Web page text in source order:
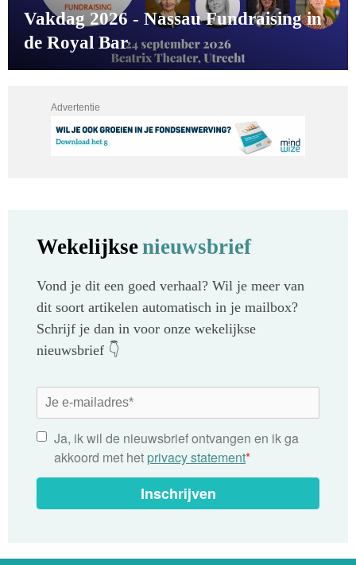
Vakdag 2026 - Nassau Fundraising in
de Royal Bar
Advertentie
Wekelijksenieuwsbrief
Vond je dit een goed verhaal? Wil je meer van
dit soort artikelen automatisch in je mailbox?
Schrijf je dan in voor onze wekelijkse
nieuwsbrief 👇
Ja, ik wil de nieuwsbrief ontvangen en ik ga
akkoord met het privacy statement*
Inschrijven